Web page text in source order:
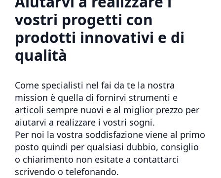
vostri progetti con
prodotti innovativi e di
qualità
Come specialisti nel fai da te la nostra
mission è quella di fornirvi strumenti e
articoli sempre nuovi e al miglior prezzo per
aiutarvi a realizzare i vostri sogni.
Per noi la vostra soddisfazione viene al primo
posto quindi per qualsiasi dubbio, consiglio
o chiarimento non esitate a contattarci
scrivendo o telefonando.